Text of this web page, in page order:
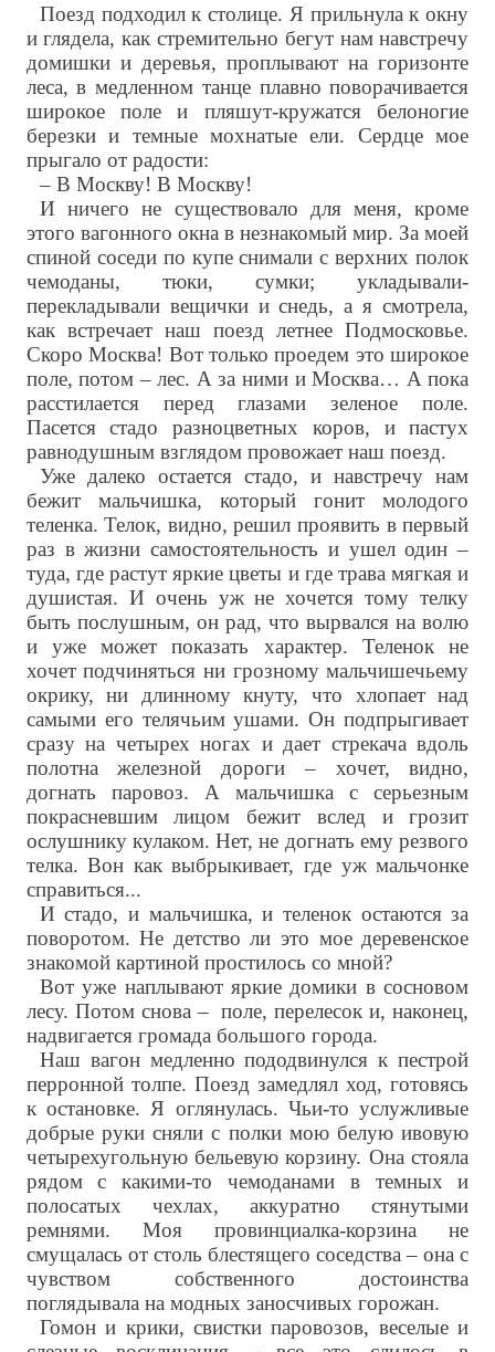
Поезд подходил к столице. Я прильнула к окну
и глядела, как стремительно бегут нам навстречу
домишки и деревья, проплывают на горизонте
леса, в медленном танце плавно поворачивается
широкое поле и пляшут-кружатся белоногие
березки и темные мохнатые ели. Сердце мое
прыгало от радости:
– В Москву! В Москву!
И ничего не существовало для меня, кроме
этого вагонного окна в незнакомый мир. За моей
спиной соседи по купе снимали с верхних полок
чемоданы, тюки, сумки; укладывали-
перекладывали вещички и снедь, а я смотрела,
как встречает наш поезд летнее Подмосковье.
Скоро Москва! Вот только проедем это широкое
поле, потом – лес. А за ними и Москва… А пока
расстилается перед глазами зеленое поле.
Пасется стадо разноцветных коров, и пастух
равнодушным взглядом провожает наш поезд.
Уже далеко остается стадо, и навстречу нам
бежит мальчишка, который гонит молодого
теленка. Телок, видно, решил проявить в первый
раз в жизни самостоятельность и ушел один –
туда, где растут яркие цветы и где трава мягкая и
душистая. И очень уж не хочется тому телку
быть послушным, он рад, что вырвался на волю
и уже может показать характер. Теленок не
хочет подчиняться ни грозному мальчишечьему
окрику, ни длинному кнуту, что хлопает над
самыми его телячьим ушами. Он подпрыгивает
сразу на четырех ногах и дает стрекача вдоль
полотна железной дороги – хочет, видно,
догнать паровоз. А мальчишка с серьезным
покрасневшим лицом бежит вслед и грозит
ослушнику кулаком. Нет, не догнать ему резвого
телка. Вон как выбрыкивает, где уж мальчонке
справиться...
И стадо, и мальчишка, и теленок остаются за
поворотом. Не детство ли это мое деревенское
знакомой картиной простилось со мной?
Вот уже наплывают яркие домики в сосновом
лесу. Потом снова – поле, перелесок и, наконец,
надвигается громада большого города.
Наш вагон медленно пододвинулся к пестрой
перронной толпе. Поезд замедлял ход, готовясь
к остановке. Я оглянулась. Чьи-то услужливые
добрые руки сняли с полки мою белую ивовую
четырехугольную бельевую корзину. Она стояла
рядом с какими-то чемоданами в темных и
полосатых чехлах, аккуратно стянутыми
ремнями. Моя провинциалка-корзина не
смущалась от столь блестящего соседства – она с
чувством собственного достоинства
поглядывала на модных заносчивых горожан.
Гомон и крики, свистки паровозов, веселые и